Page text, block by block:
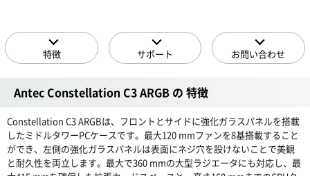
特徴 サポート お問い合わせ
Antec Constellation C3 ARGB の 特徴
Constellation C3 ARGBは、フロントとサイドに強化ガラスパネルを搭載
したミドルタワーPCケースです。最大120 mmファンを8基搭載すること
ができ、左側の強化ガラスパネルは表面にネジ穴を設けないことで美観
と耐久性を両立します。最大で360 mmの大型ラジエータにも対応し、最